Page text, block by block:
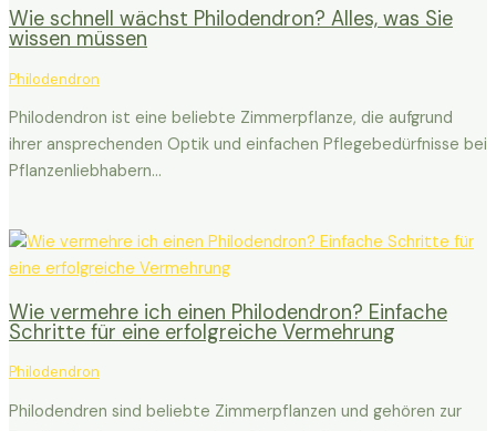
Wie schnell wächst Philodendron? Alles, was Sie
wissen müssen
Philodendron
Philodendron ist eine beliebte Zimmerpflanze, die aufgrund
ihrer ansprechenden Optik und einfachen Pflegebedürfnisse bei
Pflanzenliebhabern…
Wie vermehre ich einen Philodendron? Einfache
Schritte für eine erfolgreiche Vermehrung
Philodendron
Philodendren sind beliebte Zimmerpflanzen und gehören zur